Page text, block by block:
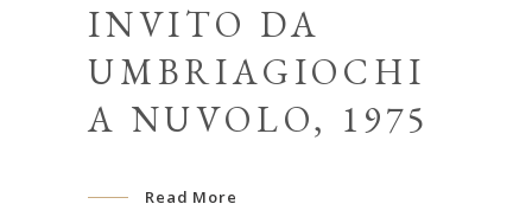
INVITO DA
UMBRIAGIOCHI
A NUVOLO, 1975
Read More